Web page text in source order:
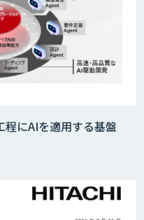
コース
システム
にAIを適用する基盤